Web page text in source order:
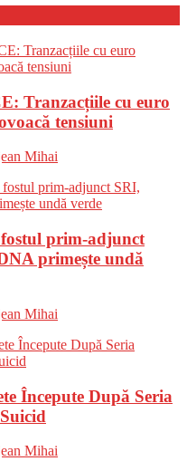
Tranzacțiile cu euro
tensiuni
Mihai
prim-adjunct
primește undă
Mihai
Începute După Seria
Mihai